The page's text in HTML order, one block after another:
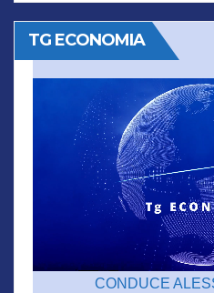
TG ECONOMIA
CONDUCE